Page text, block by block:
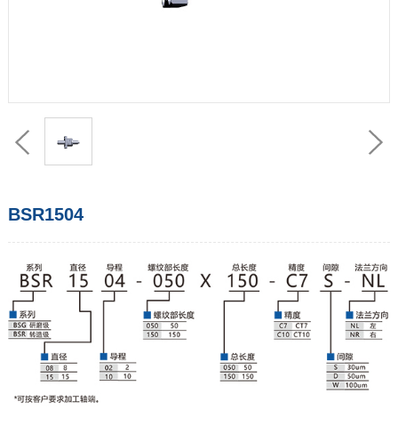
BSR1504